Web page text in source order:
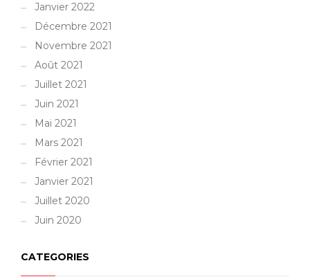
Janvier 2022
Décembre 2021
Novembre 2021
Août 2021
Juillet 2021
Juin 2021
Mai 2021
Mars 2021
Février 2021
Janvier 2021
Juillet 2020
Juin 2020
CATEGORIES